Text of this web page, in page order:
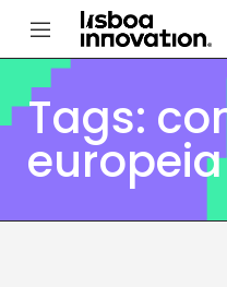
Tags:
europeia